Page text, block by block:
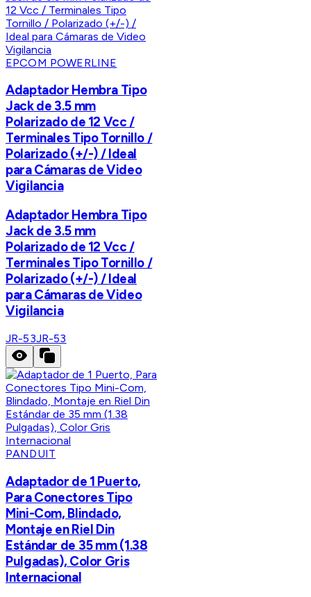
EPCOM POWERLINE
Adaptador Hembra Tipo
Jack de 3.5 mm
Polarizado de 12 Vcc /
Terminales Tipo Tornillo /
Polarizado (+/-) / Ideal
para Cámaras de Video
Vigilancia
Adaptador Hembra Tipo
Jack de 3.5 mm
Polarizado de 12 Vcc /
Terminales Tipo Tornillo /
Polarizado (+/-) / Ideal
para Cámaras de Video
Vigilancia
JR-53JR-53
PANDUIT
Adaptador de 1 Puerto,
Para Conectores Tipo
Mini-Com, Blindado,
Montaje en Riel Din
Estándar de 35 mm (1.38
Pulgadas), Color Gris
Internacional